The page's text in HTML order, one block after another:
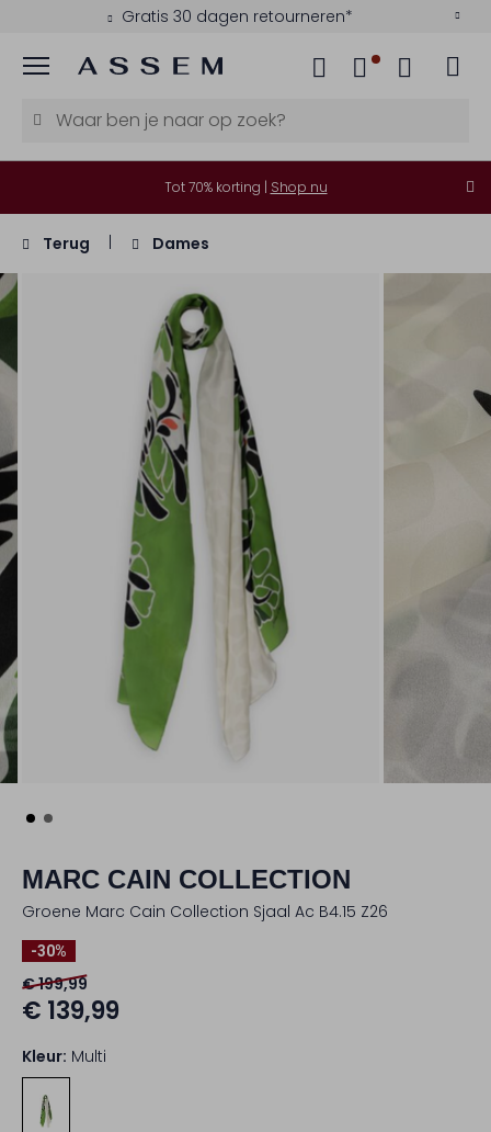
Gratis 30 dagen retourneren*
Menu
Tot 70% korting | Shop nu
Terug Dames
MARC CAIN COLLECTION
Groene Marc Cain Collection Sjaal Ac B4.15 Z26
-30%
€ 199,99
€ 139,99
Kleur: Multi